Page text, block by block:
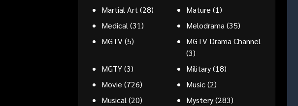
Martial Art(28) Mature (1)
Medical(31) Melodrama(35)
MGTV(5)
MGTV Drama Channel
(3)
MGTY(3) Military(18)
Movie (726) Music(2)
Musical(20) Mystery(283)